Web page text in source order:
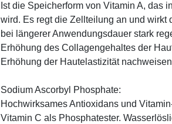
Ist die Speicherform von Vitamin A, das
wird. Es regt die Zellteilung an und wirkt
bei längerer Anwendungsdauer stark
Erhöhung des Collagengehaltes der
Erhöhung der Hautelastizität
Sodium Ascorbyl Phosphate:
Hochwirksames Antioxidans und
Vitamin C als Phosphatester.